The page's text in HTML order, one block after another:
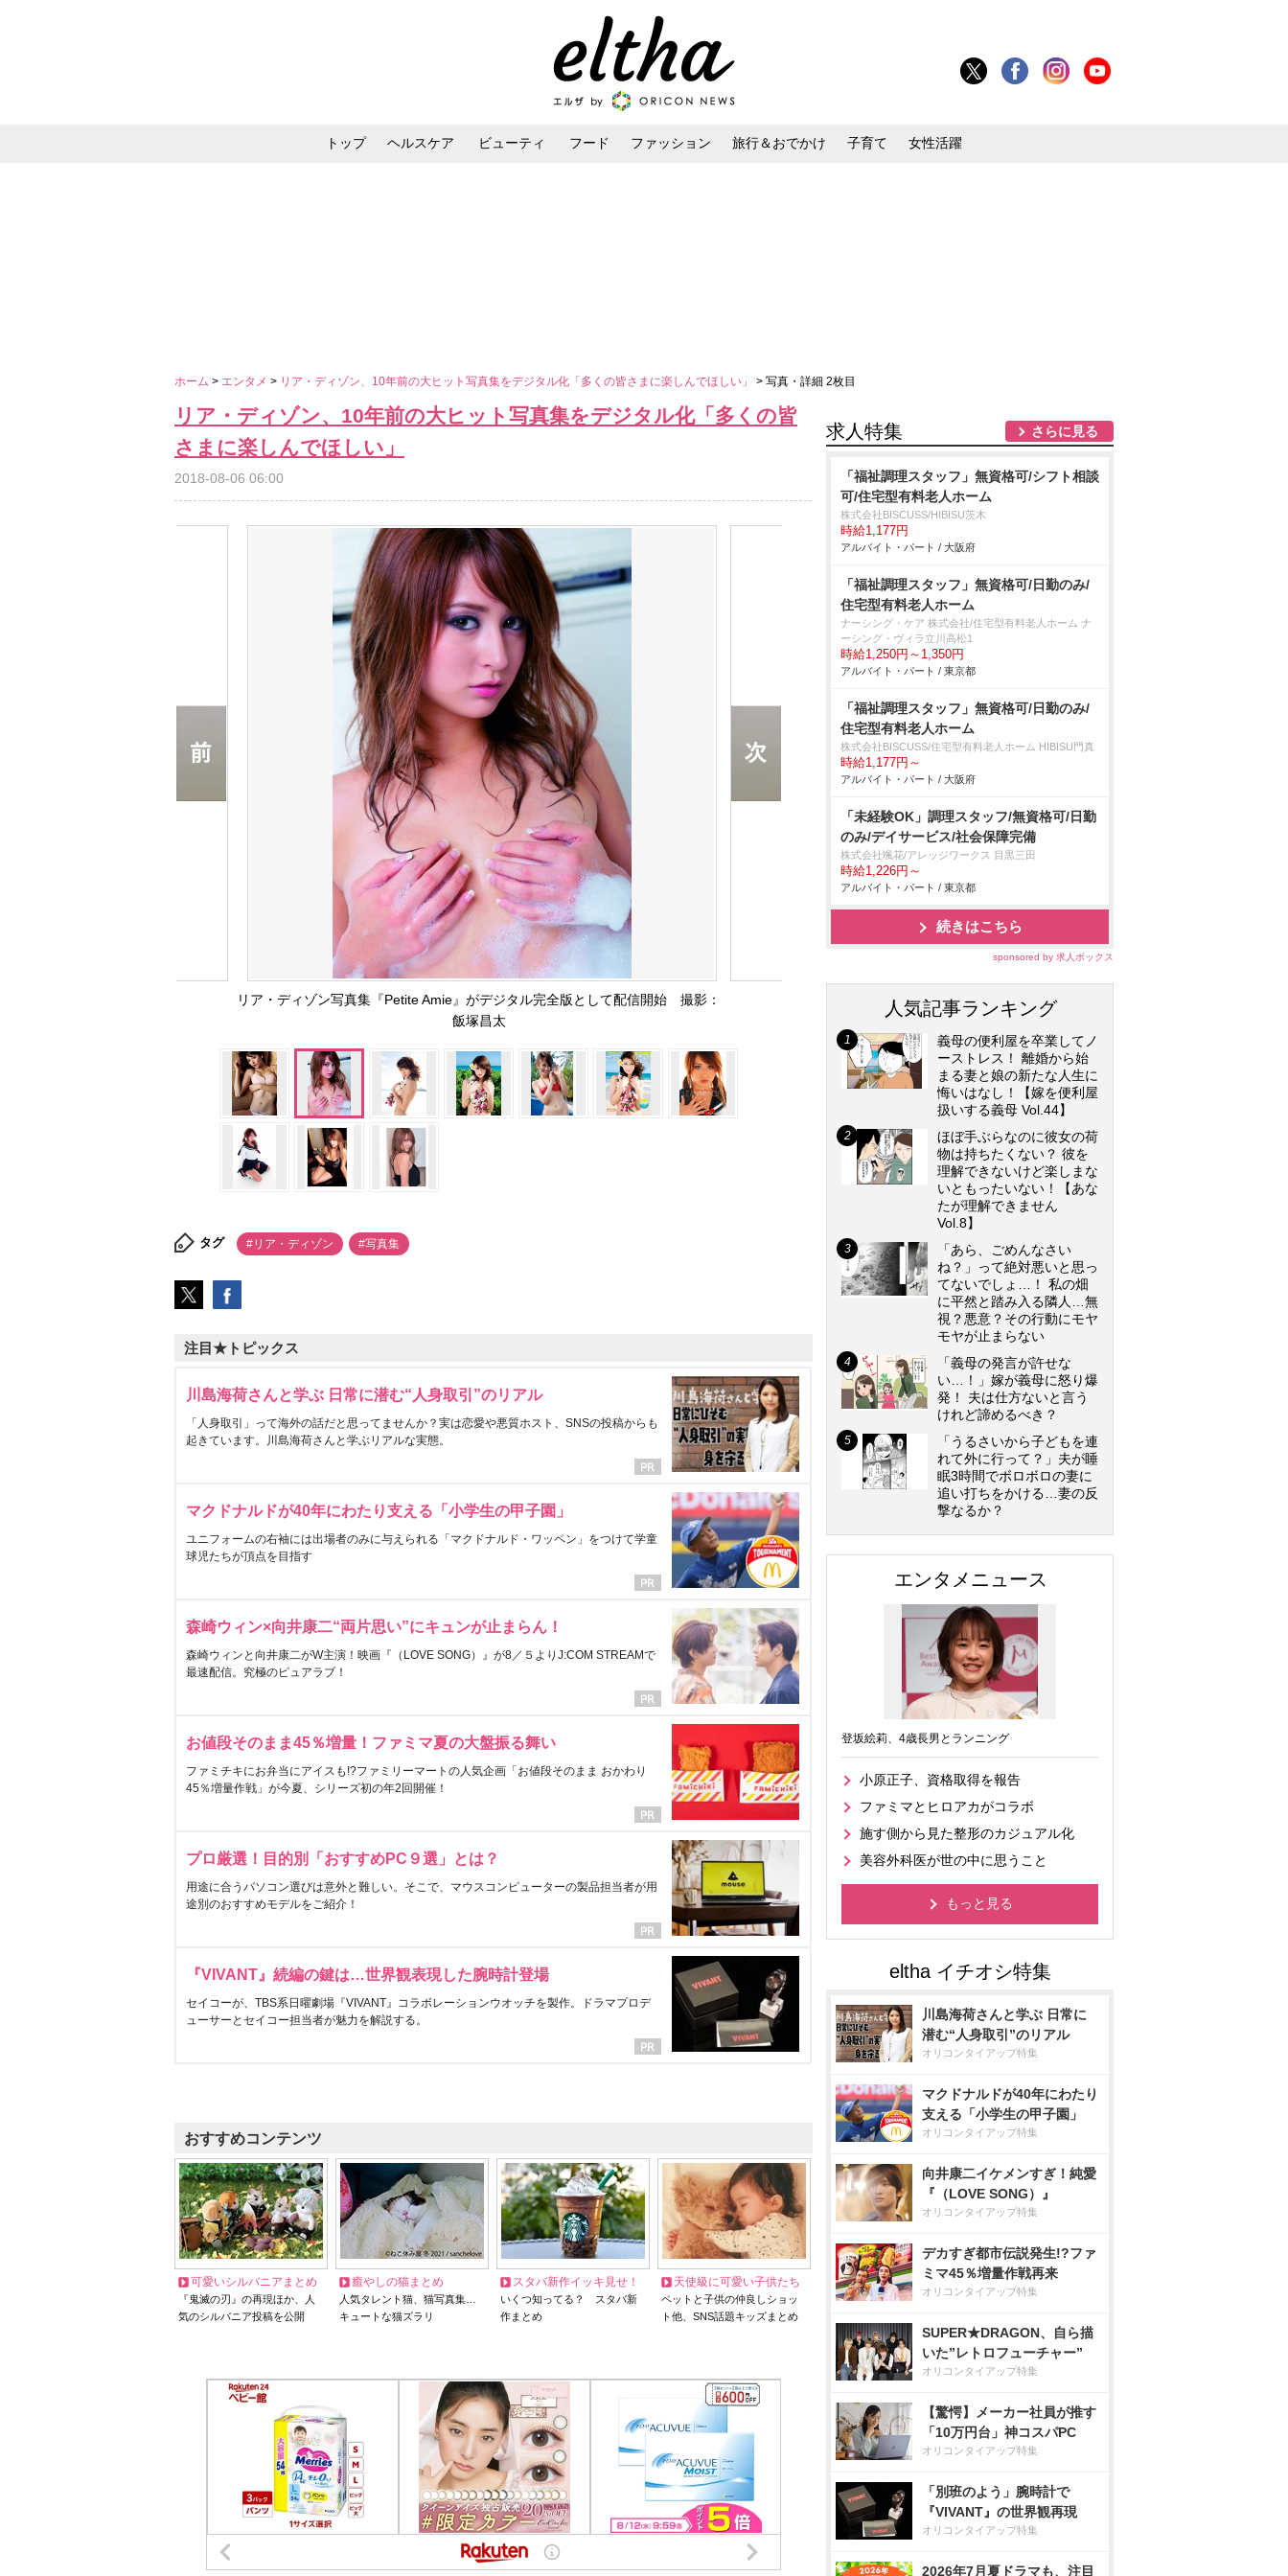
トップ ヘルスケア ビューティ フード ファッション 旅行＆おでかけ 子育て 女性活躍
ホーム > エンタメ > リア・ディゾン、10年前の大ヒット写真集をデジタル化「多くの皆さまに楽しんでほしい」 > 写真・詳細 2枚目
リア・ディゾン、10年前の大ヒット写真集をデジタル化「多くの皆
さまに楽しんでほしい」
2018-08-06 06:00
リア・ディゾン写真集『Petite Amie』がデジタル完全版として配信開始 撮影：
飯塚昌太
タグ #リア・ディゾン #写真集
注目★トピックス
川島海荷さんと学ぶ 日常に潜む“人身取引”のリアル
「人身取引」って海外の話だと思ってませんか？実は恋愛や悪質ホスト、SNSの投稿からも
起きています。川島海荷さんと学ぶリアルな実態。
マクドナルドが40年にわたり支える「小学生の甲子園」
ユニフォームの右袖には出場者のみに与えられる「マクドナルド・ワッペン」をつけて学童
球児たちが頂点を目指す
森崎ウィン×向井康二“両片思い”にキュンが止まらん！
森崎ウィンと向井康二がW主演！映画『（LOVE SONG）』が8／５よりJ:COM STREAMで
最速配信。究極のピュアラブ！
お値段そのまま45％増量！ファミマ夏の大盤振る舞い
ファミチキにお弁当にアイスも!?ファミリーマートの人気企画「お値段そのまま おかわり
45％増量作戦」が今夏、シリーズ初の年2回開催！
プロ厳選！目的別「おすすめPC９選」とは？
用途に合うパソコン選びは意外と難しい。そこで、マウスコンピューターの製品担当者が用
途別のおすすめモデルをご紹介！
『VIVANT』続編の鍵は…世界観表現した腕時計登場
セイコーが、TBS系日曜劇場『VIVANT』コラボレーションウオッチを製作。ドラマプロデ
ューサーとセイコー担当者が魅力を解説する。
おすすめコンテンツ
可愛いシルバニアまとめ
『鬼滅の刃』の再現ほか、人
気のシルバニア投稿を公開
癒やしの猫まとめ
人気タレント猫、猫写真集…
キュートな猫ズラリ
スタバ新作イッキ見せ！
いくつ知ってる？ スタバ新
作まとめ
天使級に可愛い子供たち
ペットと子供の仲良しショッ
ト他、SNS話題キッズまとめ
求人特集 さらに見る
「福祉調理スタッフ」無資格可/シフト相談
可/住宅型有料老人ホーム
株式会社BISCUSS/HIBISU茨木
時給1,177円
アルバイト・パート / 大阪府
「福祉調理スタッフ」無資格可/日勤のみ/
住宅型有料老人ホーム
ナーシング・ケア 株式会社/住宅型有料老人ホーム ナ
ーシング・ヴィラ立川高松1
時給1,250円～1,350円
アルバイト・パート / 東京都
「福祉調理スタッフ」無資格可/日勤のみ/
住宅型有料老人ホーム
株式会社BISCUSS/住宅型有料老人ホーム HIBISU門真
時給1,177円～
アルバイト・パート / 大阪府
「未経験OK」調理スタッフ/無資格可/日勤
のみ/デイサービス/社会保障完備
株式会社颯花/アレッジワークス 目黒三田
時給1,226円～
アルバイト・パート / 東京都
続きはこちら
sponsored by 求人ボックス
人気記事ランキング
義母の便利屋を卒業してノ
ーストレス！ 離婚から始
まる妻と娘の新たな人生に
悔いはなし！【嫁を便利屋
扱いする義母 Vol.44】
ほぼ手ぶらなのに彼女の荷
物は持ちたくない？ 彼を
理解できないけど楽しまな
いともったいない！【あな
たが理解できません
Vol.8】
「あら、ごめんなさい
ね？」って絶対悪いと思っ
てないでしょ…！ 私の畑
に平然と踏み入る隣人…無
視？悪意？その行動にモヤ
モヤが止まらない
「義母の発言が許せな
い…！」嫁が義母に怒り爆
発！ 夫は仕方ないと言う
けれど諦めるべき？
「うるさいから子どもを連
れて外に行って？」夫が睡
眠3時間でボロボロの妻に
追い打ちをかける…妻の反
撃なるか？
エンタメニュース
登坂絵莉、4歳長男とランニング
小原正子、資格取得を報告
ファミマとヒロアカがコラボ
施す側から見た整形のカジュアル化
美容外科医が世の中に思うこと
もっと見る
川島海荷さんと学ぶ 日常に
潜む“人身取引”のリアル
オリコンタイアップ特集
マクドナルドが40年にわたり
支える「小学生の甲子園」
オリコンタイアップ特集
向井康二イケメンすぎ！純愛
『（LOVE SONG）』
オリコンタイアップ特集
デカすぎ都市伝説発生!?ファ
ミマ45％増量作戦再来
オリコンタイアップ特集
SUPER★DRAGON、自ら描
いた”レトロフューチャー”
オリコンタイアップ特集
【驚愕】メーカー社員が推す
「10万円台」神コスパPC
オリコンタイアップ特集
「別班のよう」腕時計で
『VIVANT』の世界観再現
オリコンタイアップ特集
2026年7月夏ドラマも、注目